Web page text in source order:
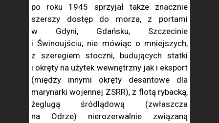
po roku 1945 sprzyjał także znacznie
szerszy dostęp do morza, z portami
w Gdyni, Gdańsku, Szczecinie
i Świnoujściu, nie mówiąc o mniejszych,
z szeregiem stoczni, budujących statki
i okręty na użytek wewnętrzny jak i eksport
(między innymi okręty desantowe dla
marynarki wojennej ZSRR), z flotą rybacką,
żeglugą śródlądową (zwłaszcza
na Odrze) nierozerwalnie związaną